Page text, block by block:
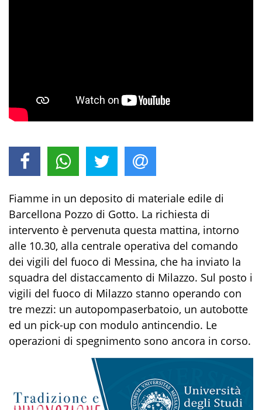
Fiamme in un deposito di materiale edile di
Barcellona Pozzo di Gotto. La richiesta di
intervento è pervenuta questa mattina, intorno
alle 10.30, alla centrale operativa del comando
dei vigili del fuoco di Messina, che ha inviato la
squadra del distaccamento di Milazzo. Sul posto i
vigili del fuoco di Milazzo stanno operando con
tre mezzi: un autopompaserbatoio, un autobotte
ed un pick-up con modulo antincendio. Le
operazioni di spegnimento sono ancora in corso.